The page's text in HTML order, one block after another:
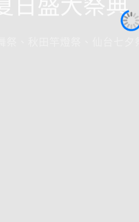
祭、秋田竿燈祭、仙台七夕祭